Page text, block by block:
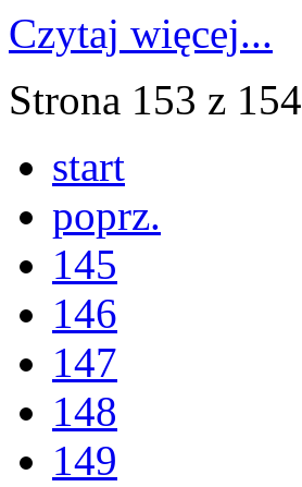
Czytaj więcej...
Strona 153 z 154
start
poprz.
145
146
147
148
149